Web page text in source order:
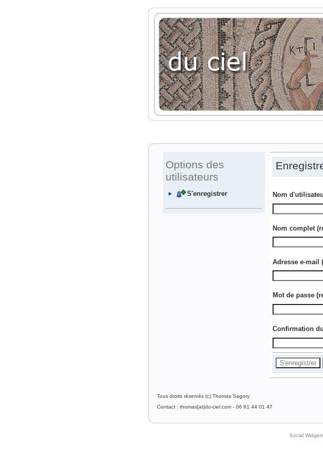
Options des
utilisateurs
S'enregistrer Nom
Nom complet
Adresse e-mail
Mot de passe
Confirmation
Tous droits réservés (c) Thomas Sagory
Contact : thomas[at]du-ciel.com - 06 61 44 01 47
Social